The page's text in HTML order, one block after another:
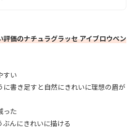
価のナチュラグラッセ アイブロウペン
すい
に書き足すと自然にきれいに理想の眉が
った
ぶんにきれいに描ける